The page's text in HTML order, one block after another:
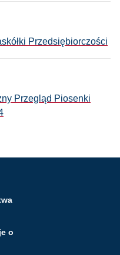
Przedsiębiorczości
Przegląd Piosenki
o